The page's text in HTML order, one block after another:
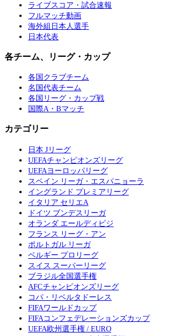
ライブスコア・試合速報
フルマッチ動画
海外組日本人選手
日本代表
各チーム、リーグ・カップ
各国クラブチーム
名国代表チーム
各国リーグ・カップ戦
国際A・Bマッチ
カテゴリー
日本 Jリーグ
UEFAチャンピオンズリーグ
UEFAヨーロッパリーグ
スペイン リーガ・エスパニョーラ
イングランド プレミアリーグ
イタリア セリエA
ドイツ ブンデスリーガ
オランダ エールディビジ
フランス リーグ・アン
ポルトガル リーガ
ベルギー プロリーグ
スイス スーパーリーグ
ブラジル全国選手権
AFCチャンピオンズリーグ
コパ・リベルタドーレス
FIFAワールドカップ
FIFAコンフェデレーションズカップ
UEFA欧州選手権 / EURO